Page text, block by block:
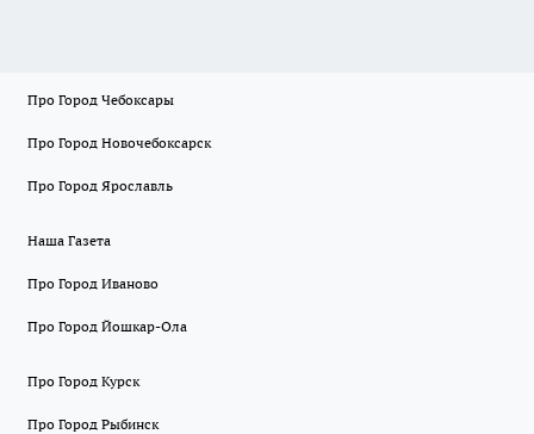
Про Город Чебоксары
Про Город Новочебоксарск
Про Город Ярославль
Наша Газета
Про Город Иваново
Про Город Йошкар-Ола
Про Город Курск
Про Город Рыбинск